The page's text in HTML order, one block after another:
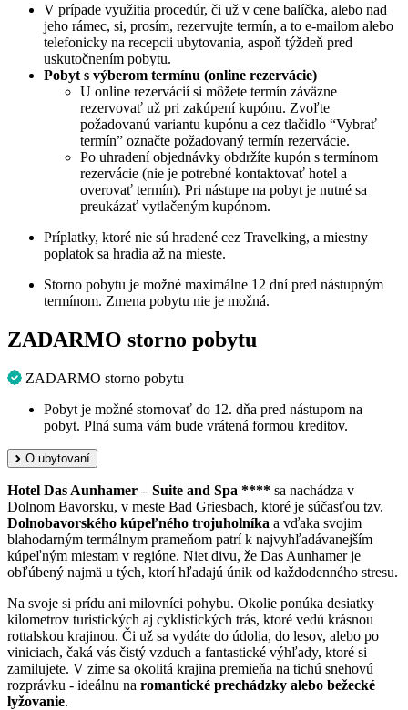
V prípade využitia procedúr, či už v cene balíčka, alebo nad
jeho rámec, si, prosím, rezervujte termín, a to e-mailom alebo
telefonicky na recepcii ubytovania, aspoň týždeň pred
uskutočnením pobytu.
Pobyt s výberom termínu (online rezervácie)
U online rezervácií si môžete termín záväzne
rezervovať už pri zakúpení kupónu. Zvoľte
požadovanú variantu kupónu a cez tlačidlo “Vybrať
termín” označte požadovaný termín rezervácie.
Po uhradení objednávky obdržíte kupón s termínom
rezervácie (nie je potrebné kontaktovať hotel a
overovať termín). Pri nástupe na pobyt je nutné sa
preukázať vytlačeným kupónom.
Príplatky, ktoré nie sú hradené cez Travelking, a miestny
poplatok sa hradia až na mieste.
Storno pobytu je možné maximálne 12 dní pred nástupným
termínom. Zmena pobytu nie je možná.
ZADARMO storno pobytu
ZADARMO storno pobytu
Pobyt je možné stornovať do 12. dňa pred nástupom na
pobyt. Plná suma vám bude vrátená formou kreditov.
O ubytovaní
Hotel Das Aunhamer – Suite and Spa **** sa nachádza v
Dolnom Bavorsku, v meste Bad Griesbach, ktoré je súčasťou tzv.
Dolnobavorského kúpeľného trojuholníka a vďaka svojim
blahodarným termálnym prameňom patrí k najvyhľadávanejším
kúpeľným miestam v regióne. Niet divu, že Das Aunhamer je
obľúbený najmä u tých, ktorí hľadajú únik od každodenného stresu.
Na svoje si prídu ani milovníci pohybu. Okolie ponúka desiatky
kilometrov turistických aj cyklistických trás, ktoré vedú krásnou
rottalskou krajinou. Či už sa vydáte do údolia, do lesov, alebo po
viniciach, čaká vás čistý vzduch a fantastické výhľady, ktoré si
zamilujete. V zime sa okolitá krajina premieňa na tichú snehovú
rozprávku - ideálnu na romantické prechádzky alebo bežecké
lyžovanie.